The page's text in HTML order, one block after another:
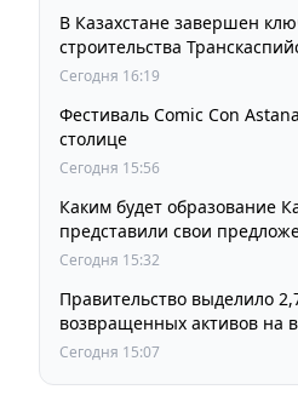
В Казахстане завершен
строительства
оптической линии связи
Сегодня 16:19
Фестиваль Comic Con
столице
Сегодня 15:56
Каким будет образование
представили свои
Сегодня 15:32
Правительство выделило
возвращенных активов на
СКО
Сегодня 15:07